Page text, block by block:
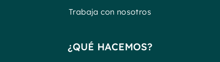
Trabaja con nosotros
¿QUÉ HACEMOS?